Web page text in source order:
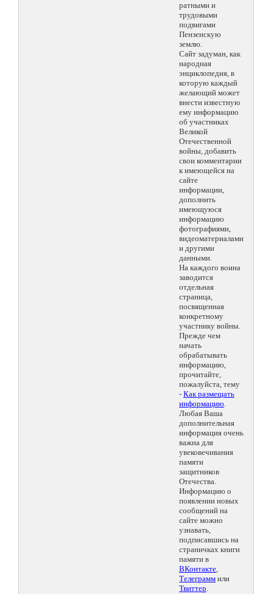
ратными и
трудовыми
подвигами
Пензенскую
землю.
Сайт задуман, как
народная
энциклопедия, в
которую каждый
желающий может
внести известную
ему информацию
об участниках
Великой
Отечественной
войны, добавить
свои комментарии
к имеющейся на
сайте
информации,
дополнить
имеющуюся
информацию
фотографиями,
видеоматериалами
и другими
данными.
На каждого воина
заводится
отдельная
страница,
посвященная
конкретному
участнику войны.
Прежде чем
начать
обрабатывать
информацию,
прочитайте,
пожалуйста, тему
- Как размещать
информацию.
Любая Ваша
дополнительная
информация очень
важна для
увековечивания
памяти
защитников
Отечества.
Информацию о
появлении новых
сообщений на
сайте можно
узнавать,
подписавшись на
страничках книги
памяти в
ВКонтакте,
Телеграмм или
Твиттер.